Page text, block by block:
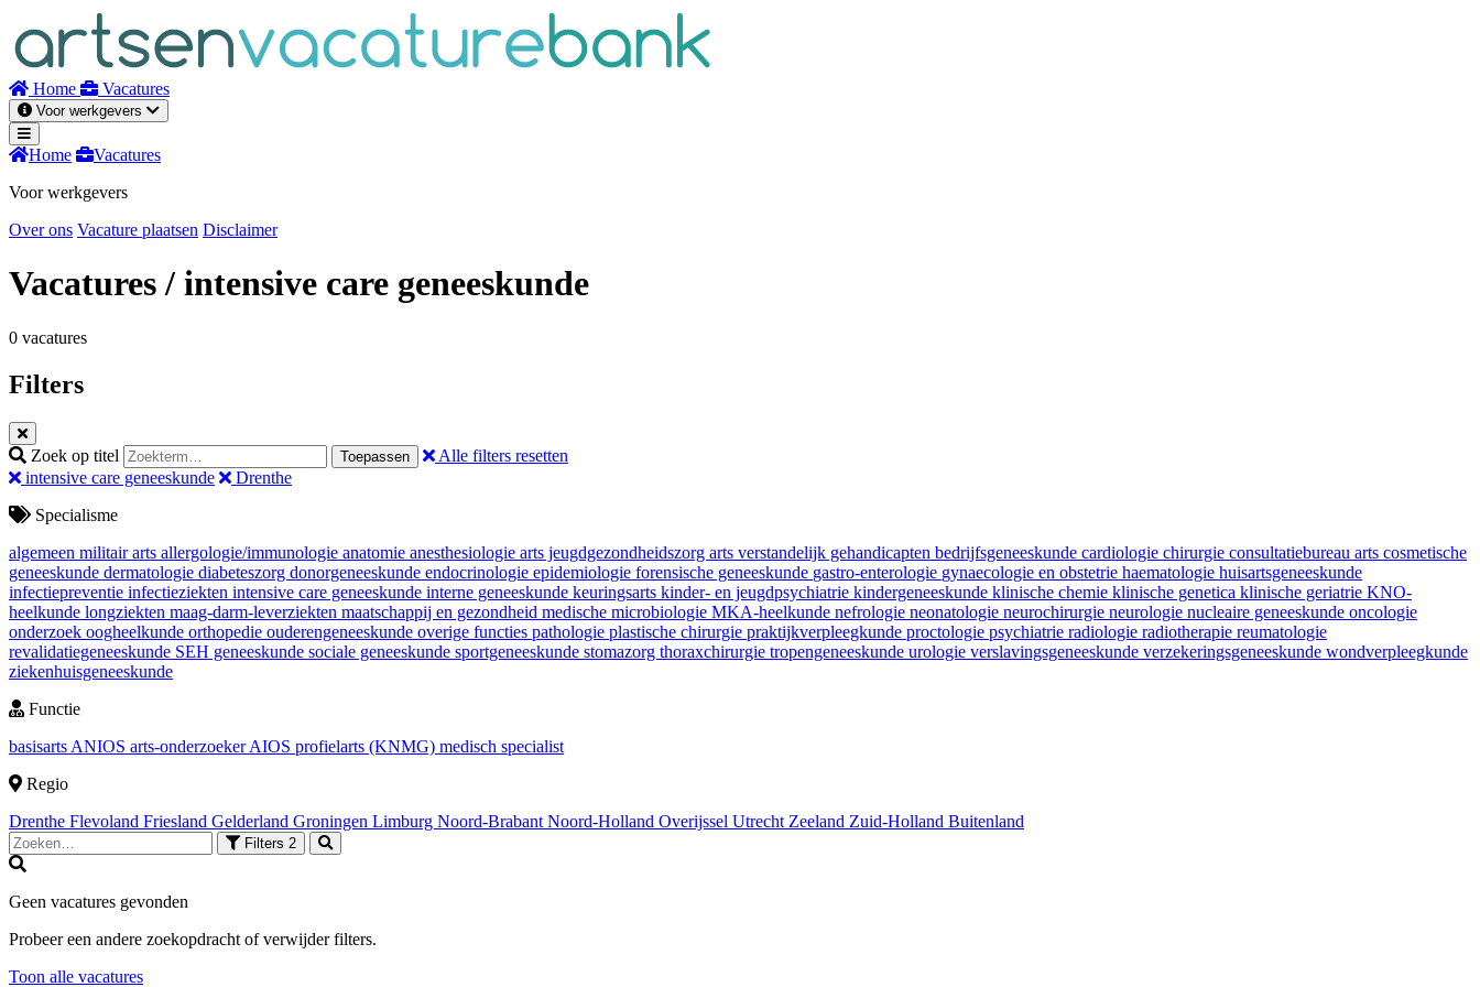
inhoud
Home Vacatures
Voor werkgevers
Home
Vacatures
Voor werkgevers
Over ons Vacature plaatsen Disclaimer
Vacatures/ intensive care geneeskunde
0 vacatures
Filters
Zoek op titel Toepassen
Alle filters resetten
intensive care geneeskunde
Drenthe
Specialisme
algemeen militair arts allergologie/immunologie anatomie anesthesiologie arts jeugdgezondheidszorg arts verstandelijk gehandicapten bedrijfsgeneeskunde cardiologie chirurgie consultatiebureau arts cosmetische
geneeskunde dermatologie diabeteszorg donorgeneeskunde endocrinologie epidemiologie forensische geneeskunde gastro-enterologie gynaecologie en obstetrie haematologie huisartsgeneeskunde
infectiepreventie infectieziekten intensive care geneeskunde interne geneeskunde keuringsarts kinder- en jeugdpsychiatrie kindergeneeskunde klinische chemie klinische genetica klinische geriatrie KNO-
heelkunde longziekten maag-darm-leverziekten maatschappij en gezondheid medische microbiologie MKA-heelkunde nefrologie neonatologie neurochirurgie neurologie nucleaire geneeskunde oncologie
onderzoek oogheelkunde orthopedie ouderengeneeskunde overige functies pathologie plastische chirurgie praktijkverpleegkunde proctologie psychiatrie radiologie radiotherapie reumatologie
revalidatiegeneeskunde SEH geneeskunde sociale geneeskunde sportgeneeskunde stomazorg thoraxchirurgie tropengeneeskunde urologie verslavingsgeneeskunde verzekeringsgeneeskunde wondverpleegkunde
ziekenhuisgeneeskunde
Functie
basisarts ANIOS arts-onderzoekerAIOS profielarts (KNMG) medisch specialist
Regio
Drenthe Flevoland Friesland Gelderland Groningen Limburg Noord-Brabant Noord-Holland Overijssel Utrecht Zeeland Zuid-Holland Buitenland
Filters 2
Geen vacatures gevonden
Probeer een andere zoekopdracht of verwijder filters.
Toon alle vacatures